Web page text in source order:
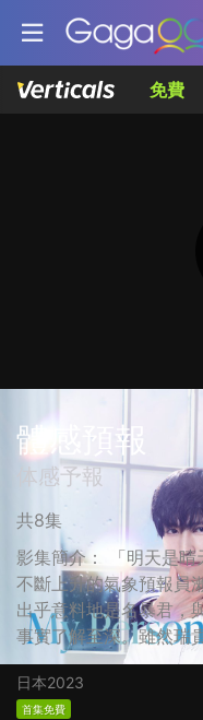
免費
體感預報
体感予報
共8集
影集簡介： 「明天是
不斷上升的氣象預報員
出乎意料地是名暴君，
事實了解至深。雖然瑞
日本2023
首集免費